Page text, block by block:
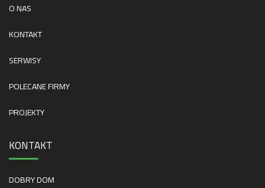
O NAS
KONTAKT
SERWISY
POLECANE FIRMY
PROJEKTY
KONTAKT
DOBRY DOM